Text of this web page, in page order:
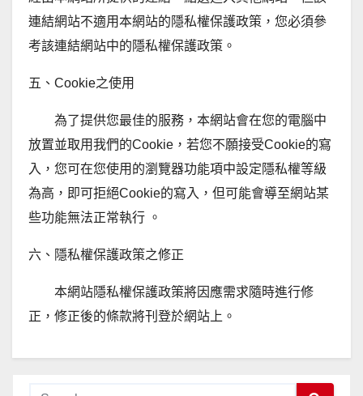
連結網站不適用本網站的隱私權保護政策，您必須參
考該連結網站中的隱私權保護政策。
五、Cookie之使用
為了提供您最佳的服務，本網站會在您的電腦中
放置並取用我們的Cookie，若您不願接受Cookie的寫
入，您可在您使用的瀏覽器功能項中設定隱私權等級
為高，即可拒絕Cookie的寫入，但可能會導至網站某
些功能無法正常執行 。
六、隱私權保護政策之修正
本網站隱私權保護政策將因應需求隨時進行修
正，修正後的條款將刊登於網站上。